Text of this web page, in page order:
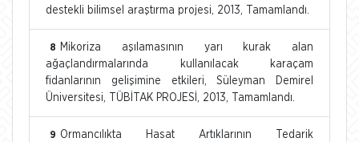
destekli bilimsel araştırma projesi, 2013, Tamamlandı.
8
Mikoriza aşılamasının yarı kurak alan
ağaçlandırmalarında kullanılacak karaçam
fidanlarının gelişimine etkileri, Süleyman Demirel
Üniversitesi, TÜBİTAK PROJESİ, 2013, Tamamlandı.
9 Ormancılıkta Hasat Artıklarının Tedarik